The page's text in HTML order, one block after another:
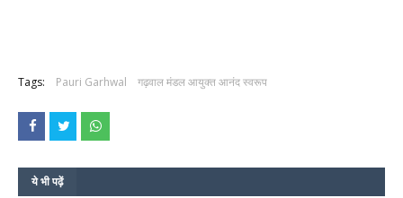
Tags: Pauri Garhwal गढ़वाल मंडल आयुक्त आनंद स्वरूप
ये भी पढ़ें